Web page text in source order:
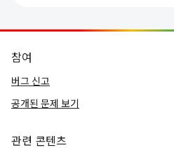
참여
버그 신고
공개된 문제 보기
관련 콘텐츠